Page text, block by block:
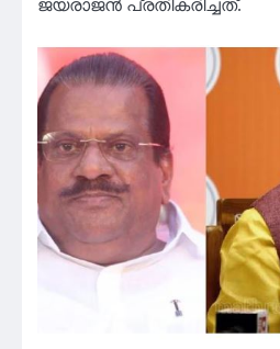
ജയരാജന്‍ പ്രതികരിച്ചത്.